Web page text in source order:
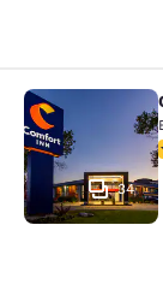
Comfort
34